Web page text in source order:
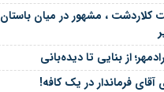
کلاردشت ، مشهور در میان باستان
از بنایی تا دیده‌بانی
فرماندار در یک کافه!